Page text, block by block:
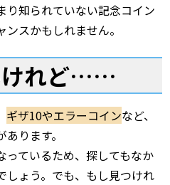
り知られていない記念コイン
スかもしれません。
けれど……
ギザ10やエラーコインなど、
ります。
っているため、探してもなか
しょう。でも、もし見つけれ